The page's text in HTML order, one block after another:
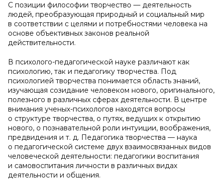
С позиции философии творчество — деятельность
людей, преобразующая природный и социальный мир
в соответствии с целями и потребностями человека на
основе объективных законов реальной
действительности.
В психолого-педагогической науке различают как
психологию, так и педагогику творчества. Под
психологией творчества понимается область знаний,
изучающая созидание человеком нового, оригинального,
полезного в различных сферах деятельности. В центре
внимания ученых-психологов находятся вопросы
о структуре творчества, о путях, ведущих к открытию
нового, о познавательной роли интуиции, воображения,
предвидения и т. д. Педагогика творчества — наука
о педагогической системе двух взаимосвязанных видов
человеческой деятельности: педагогики воспитания
и самовоспитания личности в различных видах
деятельности и общения.